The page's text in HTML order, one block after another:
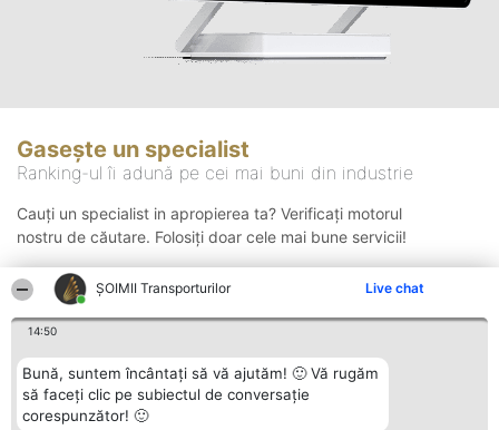
ȘOIMII Transporturilor Live chat
14:50
Bună, suntem încântați să vă ajutăm! 🙂 Vă rugăm
să faceți clic pe subiectul de conversație
corespunzător! 🙂
Gasește un specialist
Ranking-ul îi adună pe cei mai buni din industrie
Cauți un specialist in apropierea ta? Verificați motorul
nostru de căutare. Folosiți doar cele mai bune servicii!